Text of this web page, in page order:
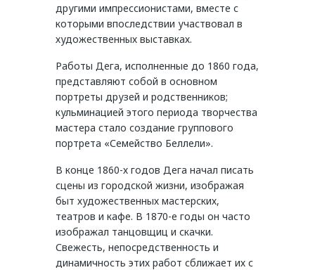
другими импрессионистами, вместе с
которыми впоследствии участвовал в
художественных выставках.
Работы Дега, исполненные до 1860 года,
представляют собой в основном
портреты друзей и родственников;
кульминацией этого периода творчества
мастера стало создание группового
портрета «Семейство Беллели».
В конце 1860-х годов Дега начал писать
сцены из городской жизни, изображая
быт художественных мастерских,
театров и кафе. В 1870-е годы он часто
изображал танцовщиц и скачки.
Свежесть, непосредственность и
динамичность этих работ сближает их с